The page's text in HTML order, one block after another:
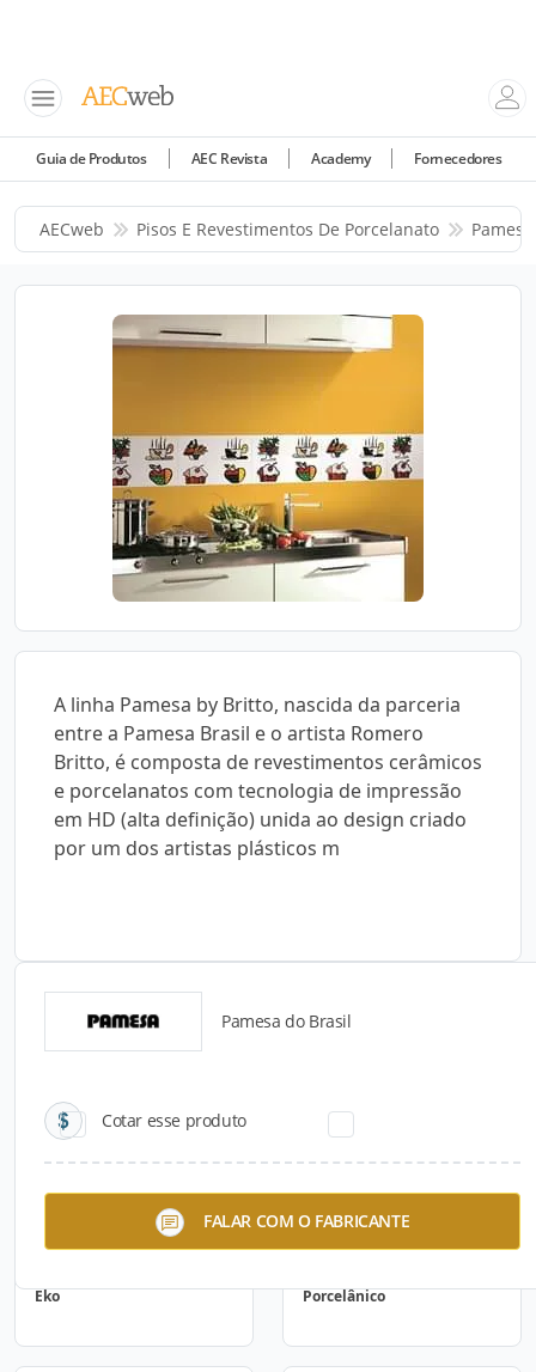
Guia de Produtos AEC Revista Academy Fornecedores
AECweb Pisos E Revestimentos De Porcelanato
A linha Pamesa by Britto, nascida da parceria
entre a Pamesa Brasil e o artista Romero
Britto, é composta de revestimentos cerâmicos
e porcelanatos com tecnologia de impressão
em HD (alta definição) unida ao design criado
por um dos artistas plásticos m
Pamesa do Brasil
Cotar esse produto
FALAR COM O FABRICANTE
Catálogos para Download
Eko Porcelânico